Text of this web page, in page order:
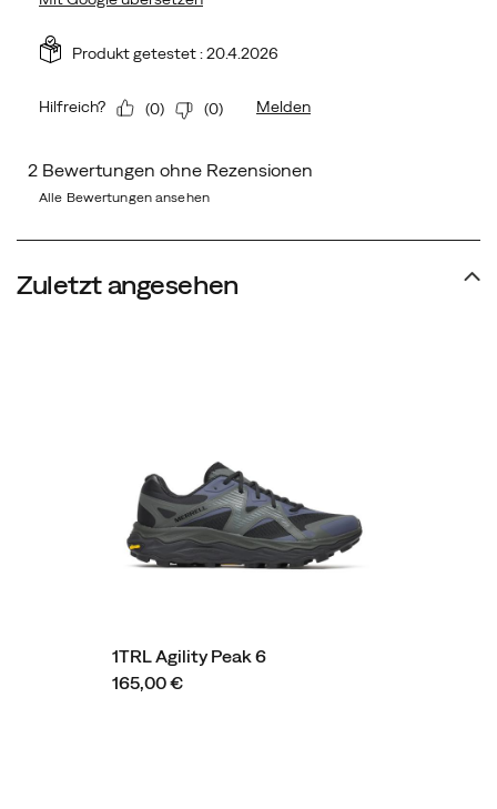
Alle Bewertungen ansehen
Zuletzt angesehen
1TRL Agility Peak 6
165,00 €